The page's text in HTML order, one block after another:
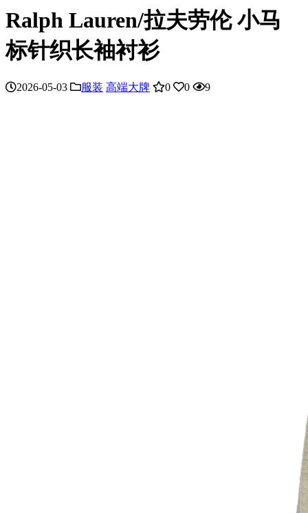
Ralph Lauren/拉夫劳伦 小马
标针织长袖衬衫
2026-05-03 服装 高端大牌 0 0 9